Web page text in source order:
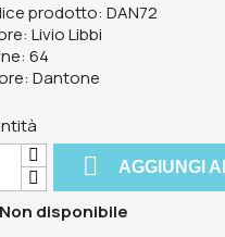
prodotto: DAN72
Livio Libbi
64
Dantone
 AGGIUNGI
Non disponibile